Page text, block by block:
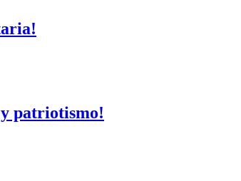
patriotismo!